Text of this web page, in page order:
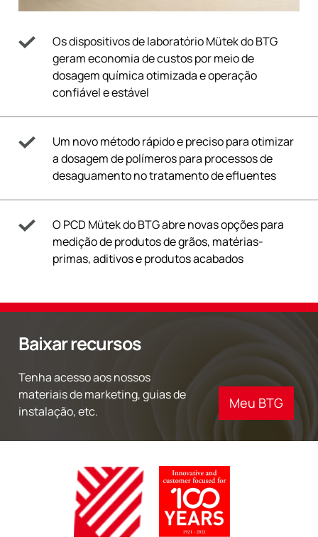
Os dispositivos de laboratório Mütek do BTG
geram economia de custos por meio de
dosagem química otimizada e operação
confiável e estável
Um novo método rápido e preciso para otimizar
a dosagem de polímeros para processos de
desaguamento no tratamento de efluentes
O PCD Mütek do BTG abre novas opções para
medição de produtos de grãos, matérias-
primas, aditivos e produtos acabados
Baixar recursos
Tenha acesso aos nossos
materiais de marketing, guias de
instalação, etc.
Meu BTG